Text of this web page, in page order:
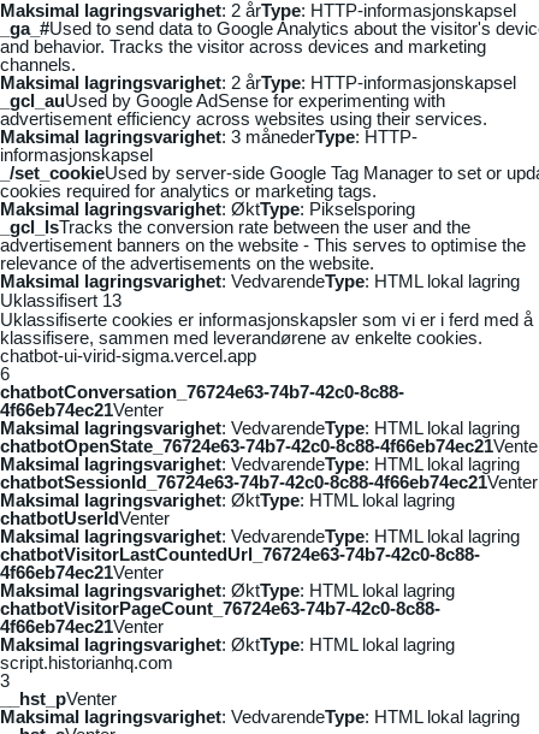
Maksimal lagringsvarighet: 2 årType: HTTP-informasjonskapsel
_ga_#Used to send data to Google Analytics about the visitor's
and behavior. Tracks the visitor across devices and marketing
channels.
Maksimal lagringsvarighet: 2 årType: HTTP-informasjonskapsel
_gcl_auUsed by Google AdSense for experimenting with
advertisement efficiency across websites using their services.
Maksimal lagringsvarighet: 3 månederType: HTTP-
informasjonskapsel
_/set_cookieUsed by server-side Google Tag Manager to set or
cookies required for analytics or marketing tags.
Maksimal lagringsvarighet: ØktType: Pikselsporing
_gcl_lsTracks the conversion rate between the user and the
advertisement banners on the website - This serves to optimise the
relevance of the advertisements on the website.
Maksimal lagringsvarighet: VedvarendeType: HTML lokal lagring
Uklassifisert 13
Uklassifiserte cookies er informasjonskapsler som vi er i ferd med å
klassifisere, sammen med leverandørene av enkelte cookies.
chatbot-ui-virid-sigma.vercel.app
6
chatbotConversation_76724e63-74b7-42c0-8c88-
4f66eb74ec21Venter
Maksimal lagringsvarighet: VedvarendeType: HTML lokal lagring
chatbotOpenState_76724e63-74b7-42c0-8c88-4f66eb74ec21
Maksimal lagringsvarighet: VedvarendeType: HTML lokal lagring
chatbotSessionId_76724e63-74b7-42c0-8c88-4f66eb74ec21Venter
Maksimal lagringsvarighet: ØktType: HTML lokal lagring
chatbotUserIdVenter
Maksimal lagringsvarighet: VedvarendeType: HTML lokal lagring
chatbotVisitorLastCountedUrl_76724e63-74b7-42c0-8c88-
4f66eb74ec21Venter
Maksimal lagringsvarighet: ØktType: HTML lokal lagring
chatbotVisitorPageCount_76724e63-74b7-42c0-8c88-
4f66eb74ec21Venter
Maksimal lagringsvarighet: ØktType: HTML lokal lagring
script.historianhq.com
3
__hst_pVenter
Maksimal lagringsvarighet: VedvarendeType: HTML lokal lagring